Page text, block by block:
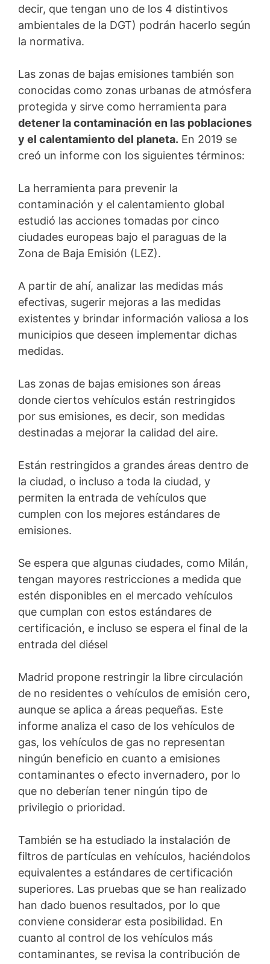
decir, que tengan uno de los 4 distintivos
ambientales de la DGT) podrán hacerlo según
la normativa.
Las zonas de bajas emisiones también son
conocidas como zonas urbanas de atmósfera
protegida y sirve como herramienta para
detener la contaminación en las poblaciones
y el calentamiento del planeta. En 2019 se
creó un informe con los siguientes términos:
La herramienta para prevenir la
contaminación y el calentamiento global
estudió las acciones tomadas por cinco
ciudades europeas bajo el paraguas de la
Zona de Baja Emisión (LEZ).
A partir de ahí, analizar las medidas más
efectivas, sugerir mejoras a las medidas
existentes y brindar información valiosa a los
municipios que deseen implementar dichas
medidas.
Las zonas de bajas emisiones son áreas
donde ciertos vehículos están restringidos
por sus emisiones, es decir, son medidas
destinadas a mejorar la calidad del aire.
Están restringidos a grandes áreas dentro de
la ciudad, o incluso a toda la ciudad, y
permiten la entrada de vehículos que
cumplen con los mejores estándares de
emisiones.
Se espera que algunas ciudades, como Milán,
tengan mayores restricciones a medida que
estén disponibles en el mercado vehículos
que cumplan con estos estándares de
certificación, e incluso se espera el final de la
entrada del diésel
Madrid propone restringir la libre circulación
de no residentes o vehículos de emisión cero,
aunque se aplica a áreas pequeñas. Este
informe analiza el caso de los vehículos de
gas, los vehículos de gas no representan
ningún beneficio en cuanto a emisiones
contaminantes o efecto invernadero, por lo
que no deberían tener ningún tipo de
privilegio o prioridad.
También se ha estudiado la instalación de
filtros de partículas en vehículos, haciéndolos
equivalentes a estándares de certificación
superiores. Las pruebas que se han realizado
han dado buenos resultados, por lo que
conviene considerar esta posibilidad. En
cuanto al control de los vehículos más
contaminantes, se revisa la contribución de